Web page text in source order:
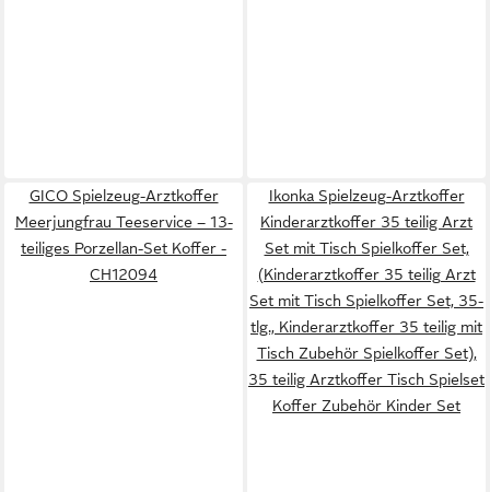
GICO Spielzeug-Arztkoffer
Meerjungfrau Teeservice – 13-
teiliges Porzellan-Set Koffer -
CH12094
Ikonka Spielzeug-Arztkoffer
Kinderarztkoffer 35 teilig Arzt
Set mit Tisch Spielkoffer Set,
(Kinderarztkoffer 35 teilig Arzt
Set mit Tisch Spielkoffer Set, 35-
tlg., Kinderarztkoffer 35 teilig mit
Tisch Zubehör Spielkoffer Set),
35 teilig Arztkoffer Tisch Spielset
Koffer Zubehör Kinder Set